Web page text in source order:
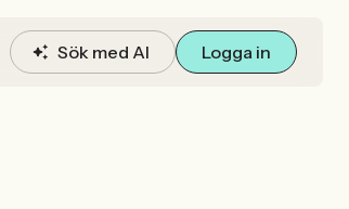
Sök med AI Logga in